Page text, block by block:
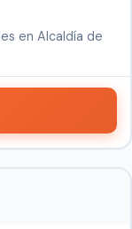
en Alcaldía de